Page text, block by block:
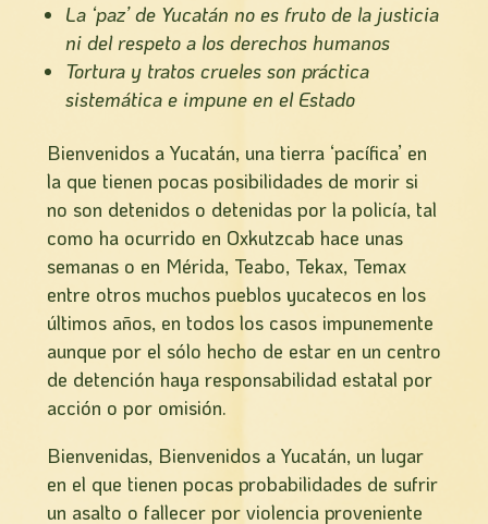
La ‘paz’ de Yucatán no es fruto de la justicia
ni del respeto a los derechos humanos
Tortura y tratos crueles son práctica
sistemática e impune en el Estado
Bienvenidos a Yucatán, una tierra ‘pacífica’ en
la que tienen pocas posibilidades de morir si
no son detenidos o detenidas por la policía, tal
como ha ocurrido en Oxkutzcab hace unas
semanas o en Mérida, Teabo, Tekax, Temax
entre otros muchos pueblos yucatecos en los
últimos años, en todos los casos impunemente
aunque por el sólo hecho de estar en un centro
de detención haya responsabilidad estatal por
acción o por omisión.
Bienvenidas, Bienvenidos a Yucatán, un lugar
en el que tienen pocas probabilidades de sufrir
un asalto o fallecer por violencia proveniente